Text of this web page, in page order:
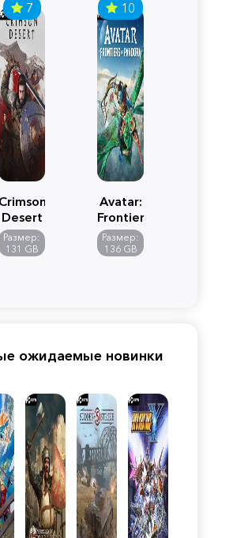
7
Crimson
Desert
Размер:
131 GB
10
Avatar:
Frontiers
of
Pandora
Размер:
136 GB
ожидаемые новинки